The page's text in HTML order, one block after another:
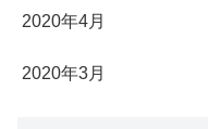
2020年4月
2020年3月